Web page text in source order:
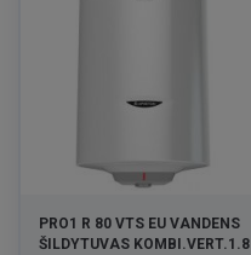
PRO1 R 80 VTS EU VANDENS
ŠILDYTUVAS KOMBI.VERT.1.8